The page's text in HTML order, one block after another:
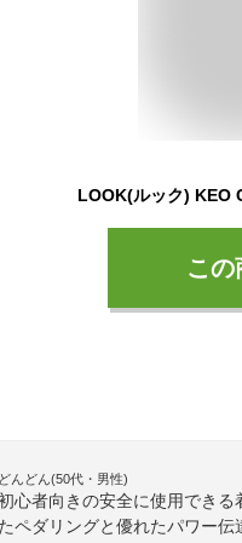
こ
どんどん(50代・男性)
心者向きの安全に使用でき
たペダリングと優れたパワー